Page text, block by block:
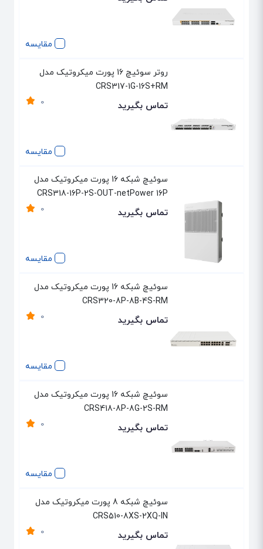
مقایسه
مقایسه
روتر سوئیچ 16 پورت میکروتیک مدل
CRS317-1G-16S+RM
0 تماس بگیرید
مقایسه
سوئیچ شبکه 16 پورت میکروتیک مدل
CRS318-16P-2S-OUT-netPower 16P
0 تماس بگیرید
مقایسه
سوئیچ شبکه 16 پورت میکروتیک مدل
CRS320-8P-8B-4S-RM
0 تماس بگیرید
مقایسه
سوئیچ شبکه 16 پورت میکروتیک مدل
CRS418-8P-8G-2S-RM
0 تماس بگیرید
سوئیچ شبکه 8 پورت میکروتیک مدل
CRS510-8XS-2XQ-IN
0 تماس بگیرید